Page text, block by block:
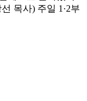
목사) 주일 1·2부